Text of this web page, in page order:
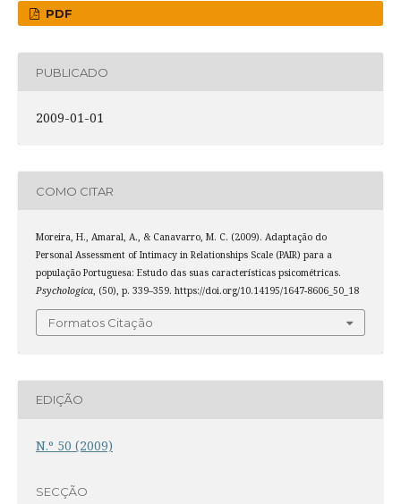
PDF
PUBLICADO
2009-01-01
COMO CITAR
Moreira, H., Amaral, A., & Canavarro, M. C. (2009). Adaptação do
Personal Assessment of Intimacy in Relationships Scale (PAIR) para a
população Portuguesa: Estudo das suas características psicométricas.
Psychologica, (50), p. 339–359. https://doi.org/10.14195/1647-8606_50_18
Formatos Citação
EDIÇÃO
N.º 50 (2009)
SECÇÃO